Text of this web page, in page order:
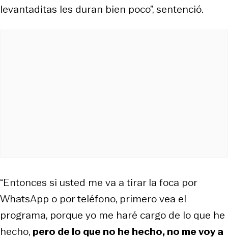
levantaditas les duran bien poco”, sentenció.
“Entonces si usted me va a tirar la foca por
WhatsApp o por teléfono, primero vea el
programa, porque yo me haré cargo de lo que he
hecho, pero de lo que no he hecho, no me voy a